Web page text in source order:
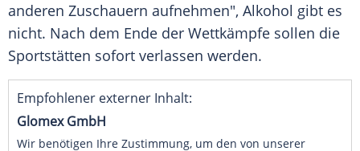
anderen Zuschauern aufnehmen", Alkohol gibt es
nicht. Nach dem Ende der Wettkämpfe sollen die
Sportstätten sofort verlassen werden.
Empfohlener externer Inhalt:
Glomex GmbH
Wir benötigen Ihre Zustimmung, um den von unserer